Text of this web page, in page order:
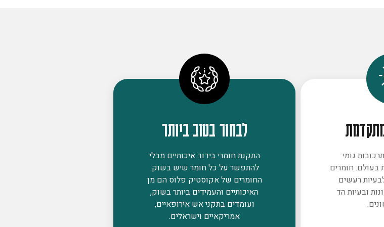
גומי
בעולם. חומרים
רעשים
ובעיות הד
לבחור בטוב ביותר
התקנת חומרי בידוד איכותיים מבלי
להתפשר על כל חומר שיש בשוק.
החומרים של אקוסטיק פלוס הם מן
האיכותיים והעמידים ביותר בשוק,
ועומדים בתקני אש אירופאיים,
אמריקאיים וישראלים.